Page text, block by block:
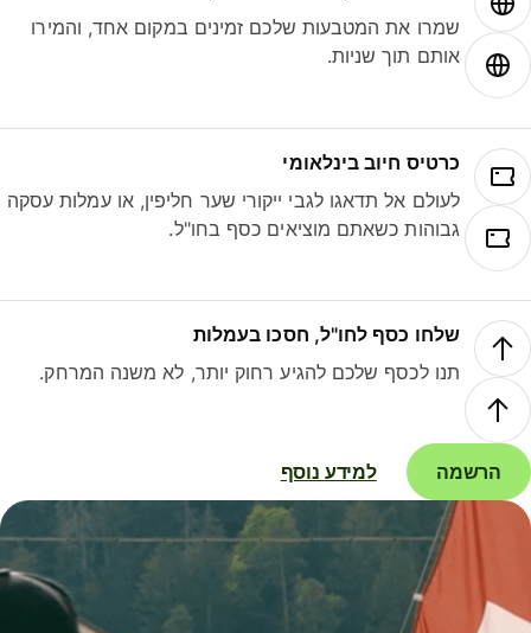
שמרו את המטבעות שלכם זמינים במקום אחד, והמירו
אותם תוך שניות.
כרטיס חיוב בינלאומי
לעולם אל תדאגו לגבי ייקורי שער חליפין, או עמלות עסקה
גבוהות כשאתם מוציאים כסף בחו"ל.
שלחו כסף לחו"ל, חסכו בעמלות
תנו לכסף שלכם להגיע רחוק יותר, לא משנה המרחק.
הרשמה למידע נוסף